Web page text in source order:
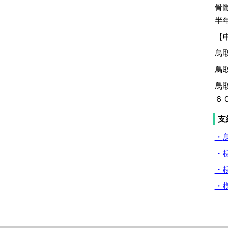
骨
半
【
鳥
鳥
鳥
６
支
・
・
・
・